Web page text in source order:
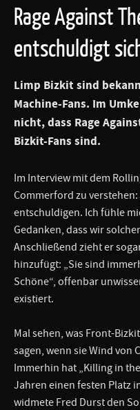
Rage Against
entschuldigt
Limp Bizkit sind
Machine-Fans. Im
nicht, dass Rage
Bizkit-Fans sind.
Im Interview mit dem
Commerford zu
entschuldigen. Ich fühle
Gedanken, dass wir
Anschließend zieht er
hinzufügt: „Sie sind
Schöne“, offenbar
existiert.
Mal sehen, was Front-
sagen, wenn sie Wind von
Immerhin hat „Killing in
Jahren einen festen Platz
widmete Fred Durst den